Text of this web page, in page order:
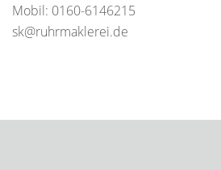
Mobil: 0160-6146215
sk@ruhrmaklerei.de